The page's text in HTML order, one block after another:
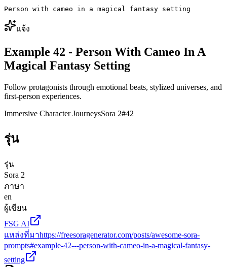
Person with cameo in a magical fantasy setting
แจ้ง
Example 42 - Person With Cameo In A
Magical Fantasy Setting
Follow protagonists through emotional beats, stylized universes, and
first-person experiences.
Immersive Character JourneysSora 2#42
รุ่น
รุ่น
Sora 2
ภาษา
en
ผู้เขียน
FSG AI
แหล่งที่มาhttps://freesoragenerator.com/posts/awesome-sora-
prompts#example-42---person-with-cameo-in-a-magical-fantasy-
setting